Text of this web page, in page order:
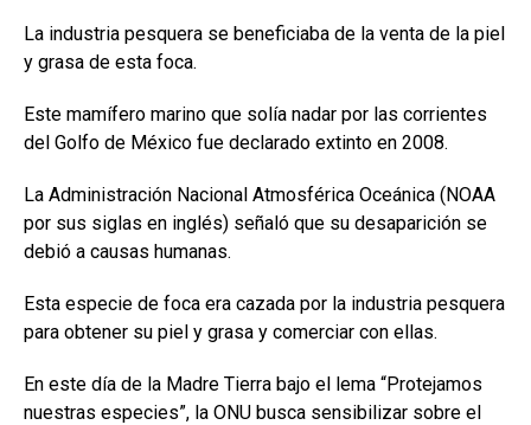
La industria pesquera se beneficiaba de la venta de la piel
y grasa de esta foca.
Este mamífero marino que solía nadar por las corrientes
del Golfo de México fue declarado extinto en 2008.
La Administración Nacional Atmosférica Oceánica (NOAA
por sus siglas en inglés) señaló que su desaparición se
debió a causas humanas.
Esta especie de foca era cazada por la industria pesquera
para obtener su piel y grasa y comerciar con ellas.
En este día de la Madre Tierra bajo el lema “Protejamos
nuestras especies”, la ONU busca sensibilizar sobre el